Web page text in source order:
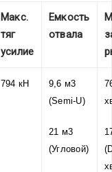
Макс.
тяг
усилие
Емкость
отвала
794 кН
9,6 м3
(Semi-U)
21 м3
(Угловой)